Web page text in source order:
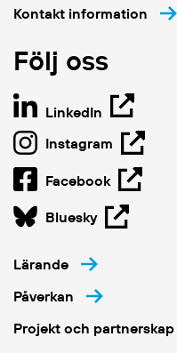
Kontakt information
Följ oss
LinkedIn
Instagram
Facebook
Bluesky
Lärande
Påverkan
Projekt och partnerskap